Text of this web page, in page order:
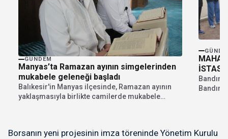
GÜNDEM
Manyas’ta Ramazan ayının simgelerinden
mukabele geleneği başladı
Balıkesir'in Manyas ilçesinde, Ramazan ayının
yaklaşmasıyla birlikte camilerde mukabele
Borsanın yeni projesinin imza töreninde Yönetim Kurulu